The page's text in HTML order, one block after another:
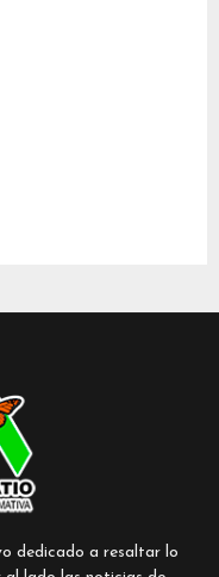
dedicado a resaltar lo